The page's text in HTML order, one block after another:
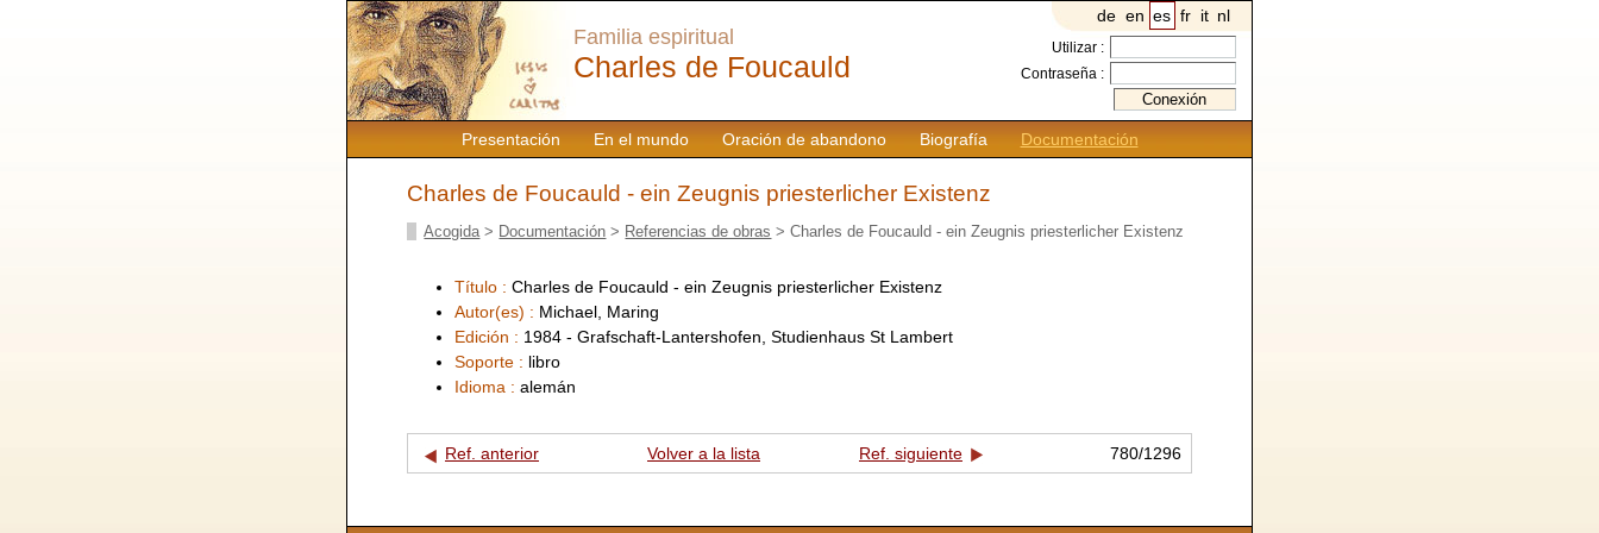
Presentación En el mundo Oración de abandono Biografía Documentación
Familia espiritual
Charles de Foucauld
de en es fr it nl
Utilizar :
Contraseña :
Charles de Foucauld - ein Zeugnis priesterlicher Existenz
Acogida > Documentación > Referencias de obras > Charles de Foucauld - ein Zeugnis priesterlicher Existenz
Título : Charles de Foucauld - ein Zeugnis priesterlicher Existenz
Autor(es) : Michael, Maring
Edición : 1984 - Grafschaft-Lantershofen, Studienhaus St Lambert
Soporte : libro
Idioma : alemán
Ref. anterior Volver a la lista Ref. siguiente 780/1296